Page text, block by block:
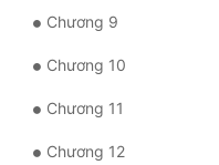
Nữ Cường
Chương 9
Chương 10
Chương 11
Chương 12